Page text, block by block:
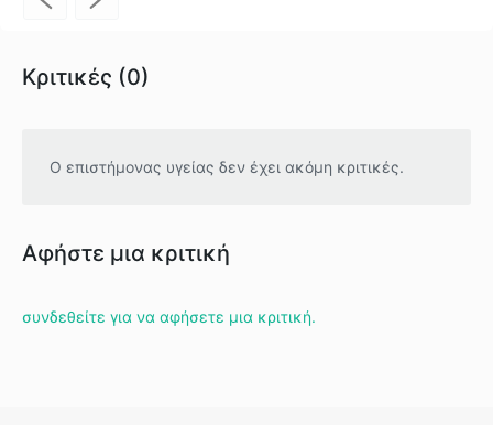
Κριτικές (0)
Ο επιστήμονας υγείας δεν έχει ακόμη κριτικές.
Αφήστε μια κριτική
συνδεθείτε για να αφήσετε μια κριτική.